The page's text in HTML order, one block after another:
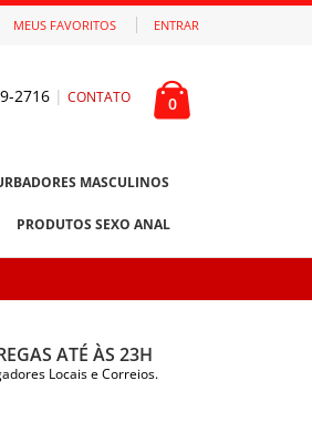
MEUS FAVORITOS ENTRAR
2716 | CONTATO 0
MASCULINOS
PRODUTOS SEXO ANAL
ATÉ ÀS 23H
Locais e Correios.